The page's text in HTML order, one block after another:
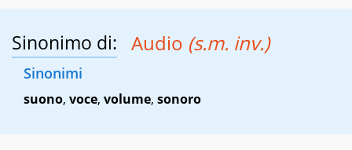
Sinonimo di: Audio (s.m. inv.)
Sinonimi
suono, voce, volume, sonoro